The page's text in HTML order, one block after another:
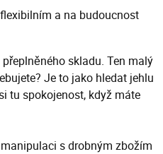
a na budoucnost
skladu. Ten malý
Je to jako hledat jehlu
tu spokojenost, když máte
s drobným zbožím